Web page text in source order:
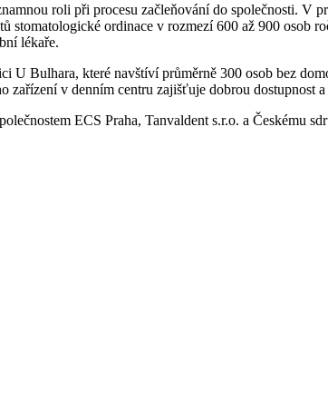
roli při procesu začleňování do společnosti. V
ordinace v rozmezí 600 až 900 osob
lékaře.
Bulhara, které navštíví průměrně 300 osob bez
v denním centru zajišťuje dobrou dostupnost
ECS Praha, Tanvaldent s.r.o. a Českému